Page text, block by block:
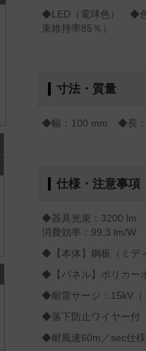
◆LED（電球色） ◆
束維持率85％）
寸法・質量
◆幅：100 mm ◆長
仕様・注意事項
◆器具光束：3200
消費効率：99.3 lm/W
◆【本体】鋼板（ミデ
◆【パネル】ポリカー
◆耐雷サージ：15kV（
◆落下防止ワイヤー付
◆耐風速60m／sec仕様